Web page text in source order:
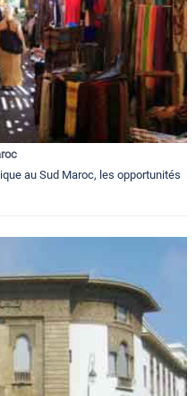
au Sud Maroc, les opportunités